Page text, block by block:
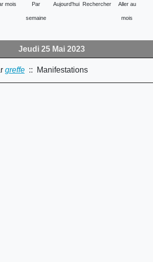
mois Par
semaine
Aujourd'hui Rechercher Aller au
mois
Jeudi 25 Mai 2023
greffe:: Manifestations